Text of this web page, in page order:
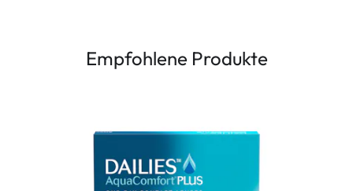
Empfohlene Produkte